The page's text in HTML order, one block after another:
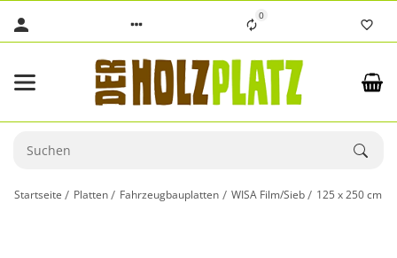
0
Startseite Platten Fahrzeugbauplatten WISA Film/Sieb 125 x 250 cm